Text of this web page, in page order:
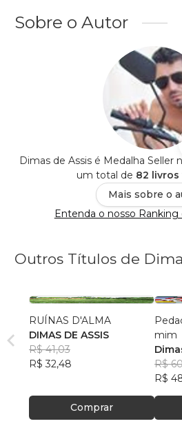
Sobre o Autor
Dimas de Assis é Medalha Seller
um total de 82
Mais sobre o
Entenda o nosso Ranking
Outros Títulos de
RUÍNAS D'ALMA
DIMAS DE ASSIS
R$ 41,03
R$ 32,48
Comprar
mim
R$
R$